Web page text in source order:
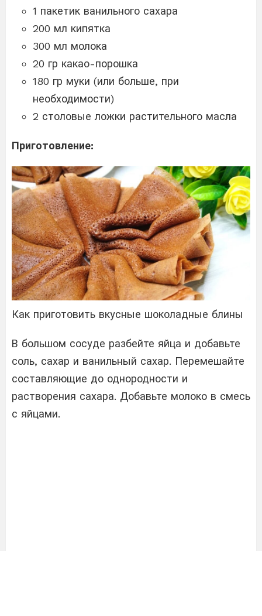
1 пакетик ванильного сахара
200 мл кипятка
300 мл молока
20 гр какао-порошка
180 гр муки (или больше, при
необходимости)
2 столовые ложки растительного масла
Приготовление:
Как приготовить вкусные шоколадные блины
В большом сосуде разбейте яйца и добавьте
соль, сахар и ванильный сахар. Перемешайте
составляющие до однородности и
растворения сахара. Добавьте молоко в смесь
с яйцами.